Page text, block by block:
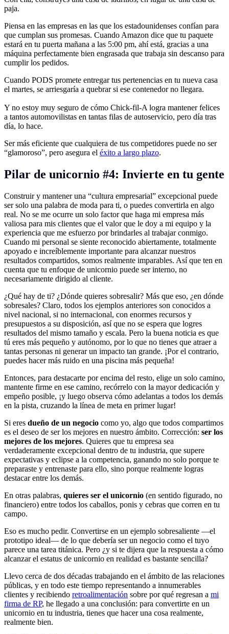
paja.
Piensa en las empresas en las que los estadounidenses confían para
que cumplan sus promesas. Cuando Amazon dice que tu paquete
estará en tu puerta mañana a las 5:00 pm, ahí está, gracias a una
máquina perfectamente bien engrasada que trabaja sin descanso para
cumplir los pedidos.
Cuando PODS promete entregar tus pertenencias en tu nueva casa
el martes, se arriesgaría a quebrar si ese contenedor no llegara.
Y no estoy muy seguro de cómo Chick-fil-A logra mantener felices
a tantos automovilistas en tantas filas de autoservicio, pero día tras
día, lo hace.
Ser más eficiente que cualquiera de tus competidores puede no ser
“glamoroso”, pero asegura el éxito a largo plazo.
Pilar de unicornio #4: Invierte en tu gente
Construir y mantener una “cultura empresarial” excepcional puede
ser solo una palabra de moda para ti, o puedes convertirla en algo
real. No se me ocurre un solo factor que haga mi empresa más
valiosa para mis clientes que el valor que le doy a mi equipo y la
experiencia que me esfuerzo por brindarles al trabajar conmigo.
Cuando mi personal se siente reconocido abiertamente, totalmente
apoyado e increíblemente importante para alcanzar nuestros
resultados compartidos, somos realmente imparables. Así que ten en
cuenta que tu enfoque de unicornio puede ser interno, no
necesariamente dirigido al cliente.
¿Qué hay de ti? ¿Dónde quieres sobresalir? Más que eso, ¿en dónde
sobresales? Claro, todos los ejemplos anteriores son conocidos a
nivel nacional, si no internacional, con enormes recursos y
presupuestos a su disposición, así que no se espera que logres
resultados del mismo tamaño y escala. Pero la buena noticia es que
tú eres más pequeño y autónomo, por lo que no tienes que atraer a
tantas personas ni generar un impacto tan grande. ¡Por el contrario,
puedes hacer más ruido en una piscina más pequeña!
Entonces, para destacarte por encima del resto, elige un solo camino,
mantente firme en ese camino, recórrelo con la mayor dedicación y
empeño posible, ¡y luego observa cómo adelantas a todos los demás
en la pista, cruzando la línea de meta en primer lugar!
Si eres dueño de un negocio como yo, algo que todos compartimos
es el deseo de ser los mejores en nuestro ámbito. Corrección: ser los
mejores de los mejores. Quieres que tu empresa sea
verdaderamente excepcional dentro de tu industria, que supere
expectativas y eclipse a la competencia, ganando no solo porque te
preparaste y entrenaste para ello, sino porque realmente logras
destacar entre los demás.
En otras palabras, quieres ser el unicornio (en sentido figurado, no
financiero) entre todos los caballos, ponis y cebras que corren en tu
campo.
Eso es mucho pedir. Convertirse en un ejemplo sobresaliente —el
prototipo ideal— de lo que debería ser un negocio como el tuyo
parece una tarea titánica. Pero ¿y si te dijera que la respuesta a cómo
alcanzar el estatus de unicornio en realidad es bastante sencilla?
Llevo cerca de dos décadas trabajando en el ámbito de las relaciones
públicas, y en todo este tiempo representando a innumerables
clientes y recibiendo retroalimentación sobre por qué regresan a mi
firma de RP, he llegado a una conclusión: para convertirte en un
unicornio en tu industria, tienes que hacer una cosa realmente,
realmente bien.